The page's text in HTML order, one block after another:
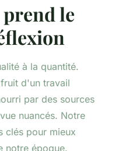
le
à la quantité.
d'un travail
par des sources
nuancés. Notre
clés pour mieux
notre époque.